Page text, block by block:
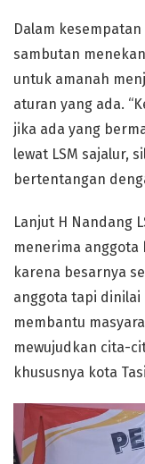
Dalam
sambutan
untuk amanah
aturan yang ada.
jika ada yang
lewat LSM sajalur,
bertentangan
Lanjut H Nandang
menerima
karena besarnya
anggota tapi
membantu
mewujudkan cita-
khususnya kota